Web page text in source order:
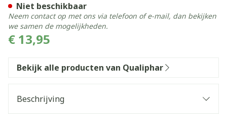
€ 13,95
Niet beschikbaar
Neem contact op met ons via telefoon of e-mail, dan bekijken
we samen de mogelijkheden.
Bekijk alle producten van Qualiphar
Beschrijving